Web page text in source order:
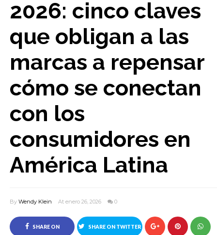
2026: cinco claves
que obligan a las
marcas a repensar
cómo se conectan
con los
consumidores en
América Latina
By Wendy Klein At enero 26, 2026 0
SHARE ON SHARE ON TWITTER